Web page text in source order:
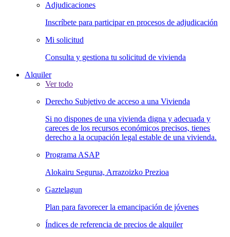
Adjudicaciones
Inscríbete para participar en procesos de adjudicación
Mi solicitud
Consulta y gestiona tu solicitud de vivienda
Alquiler
Ver todo
Derecho Subjetivo de acceso a una Vivienda
Si no dispones de una vivienda digna y adecuada y
careces de los recursos económicos precisos, tienes
derecho a la ocupación legal estable de una vivienda.
Programa ASAP
Alokairu Segurua, Arrazoizko Prezioa
Gaztelagun
Plan para favorecer la emancipación de jóvenes
Índices de referencia de precios de alquiler